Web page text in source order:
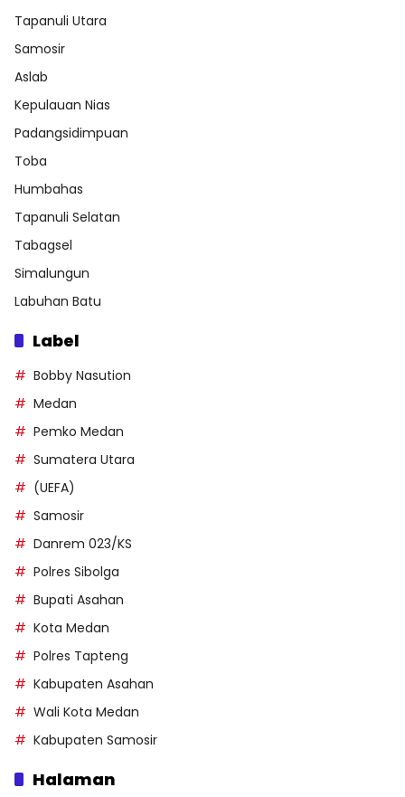
Tapanuli Utara
Samosir
Aslab
Kepulauan Nias
Padangsidimpuan
Toba
Humbahas
Tapanuli Selatan
Tabagsel
Simalungun
Labuhan Batu
Label
Bobby Nasution
Medan
Pemko Medan
Sumatera Utara
(UEFA)
Samosir
Danrem 023/KS
Polres Sibolga
Bupati Asahan
Kota Medan
Polres Tapteng
Kabupaten Asahan
Wali Kota Medan
Kabupaten Samosir
Halaman